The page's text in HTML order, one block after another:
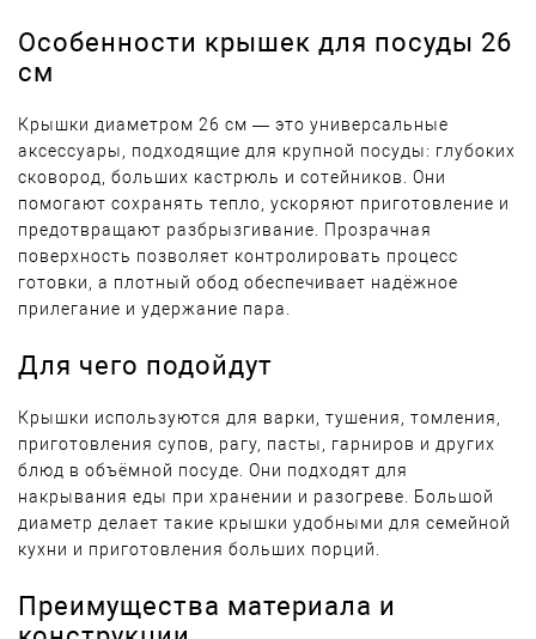
Особенности крышек для посуды 26
см
Крышки диаметром 26 см — это универсальные
аксессуары, подходящие для крупной посуды: глубоких
сковород, больших кастрюль и сотейников. Они
помогают сохранять тепло, ускоряют приготовление и
предотвращают разбрызгивание. Прозрачная
поверхность позволяет контролировать процесс
готовки, а плотный обод обеспечивает надёжное
прилегание и удержание пара.
Для чего подойдут
Крышки используются для варки, тушения, томления,
приготовления супов, рагу, пасты, гарниров и других
блюд в объёмной посуде. Они подходят для
накрывания еды при хранении и разогреве. Большой
диаметр делает такие крышки удобными для семейной
кухни и приготовления больших порций.
Преимущества материала и